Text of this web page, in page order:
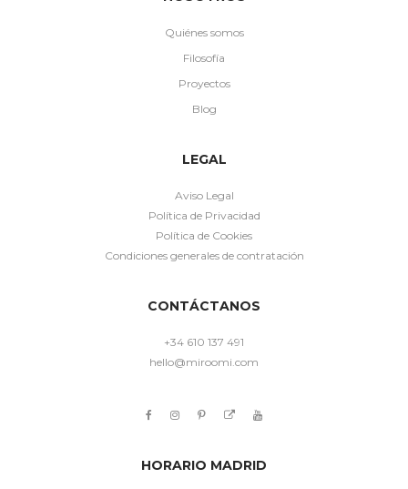
Quiénes somos
Filosofía
Proyectos
Blog
LEGAL
Aviso Legal
Política de Privacidad
Política de Cookies
Condiciones generales de contratación
CONTÁCTANOS
+34 610 137 491
hello@miroomi.com
HORARIO MADRID